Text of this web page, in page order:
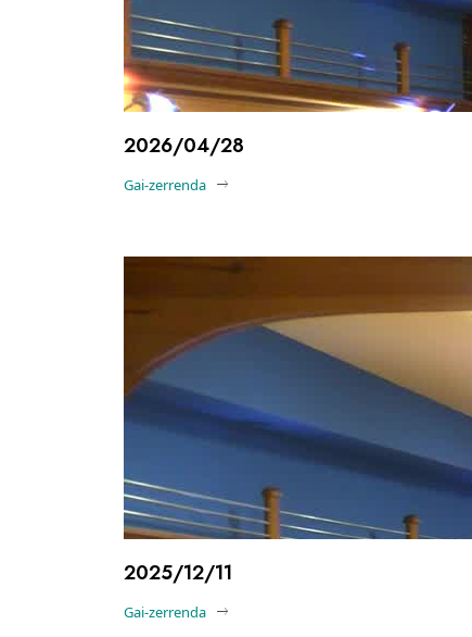
2026/04/28
Gai-zerrenda
2025/12/11
Gai-zerrenda